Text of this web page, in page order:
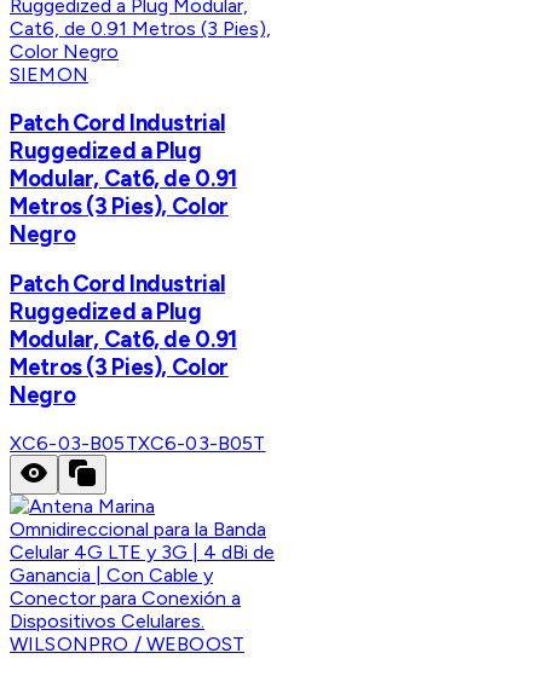
SIEMON
Patch Cord Industrial
Ruggedized a Plug
Modular, Cat6, de 0.91
Metros (3 Pies), Color
Negro
Patch Cord Industrial
Ruggedized a Plug
Modular, Cat6, de 0.91
Metros (3 Pies), Color
Negro
XC6-03-B05TXC6-03-B05T
WILSONPRO / WEBOOST